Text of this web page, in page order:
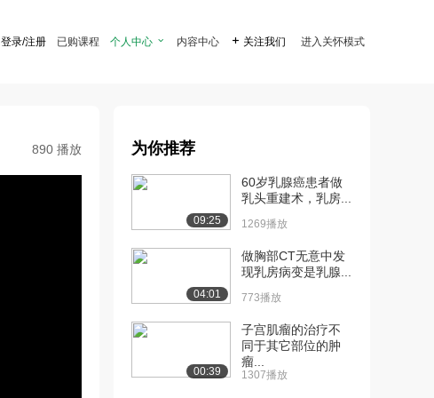
登录/注册 已购课程 个人中心  内容中心  关注我们 进入关怀模式
890 播放 为你推荐
09:25
60岁乳腺癌患者做
乳头重建术，乳房...
1269播放
04:01
做胸部CT无意中发
现乳房病变是乳腺...
773播放
00:39
子宫肌瘤的治疗不
同于其它部位的肿
瘤...
1307播放